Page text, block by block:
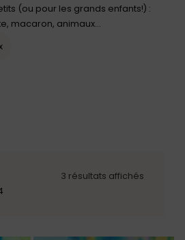
(ou pour les grands enfants!) :
macaron, animaux…
3 résultats affichés